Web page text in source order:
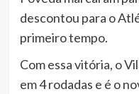
descontou para o
primeiro tempo.
Com essa vitória, o
em 4 rodadas e é o